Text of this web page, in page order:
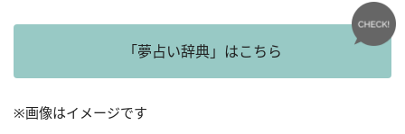
「夢占い辞典」はこちら
※画像はイメージです